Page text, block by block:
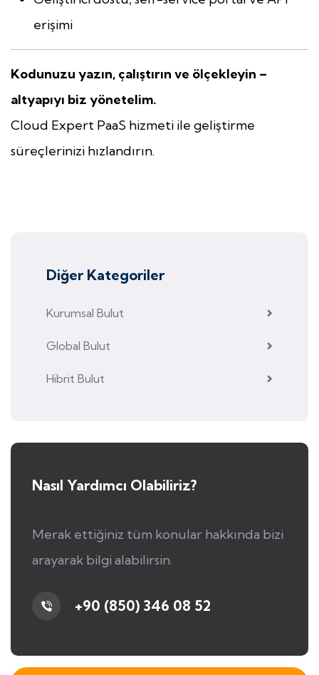
erişimi
Kodunuzu yazın, çalıştırın ve ölçekleyin –
altyapıyı biz yönetelim.
Cloud Expert PaaS hizmeti ile geliştirme
süreçlerinizi hızlandırın.
Diğer Kategoriler
Kurumsal Bulut
Global Bulut
Hibrit Bulut
Nasıl Yardımcı Olabiliriz?
Merak ettiğiniz tüm konular hakkında bizi
arayarak bilgi alabilirsin.
+90 (850) 346 08 52